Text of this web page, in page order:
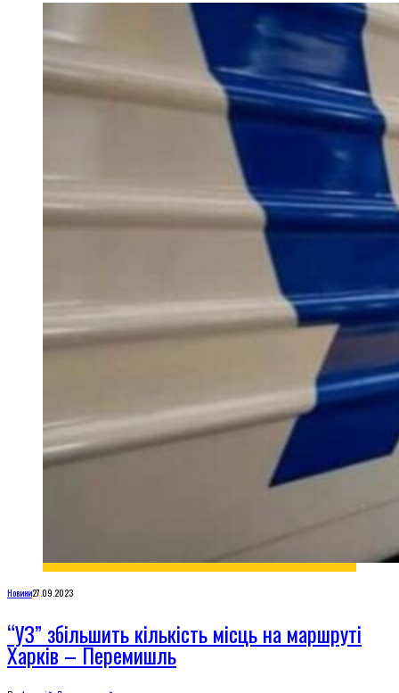
Новини27.09.2023
“УЗ” збільшить кількість місць на маршруті
Харків – Перемишль